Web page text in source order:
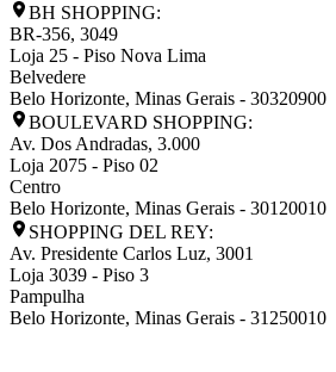
BH SHOPPING:
BR-356, 3049
Loja 25 - Piso Nova Lima
Belvedere
Belo Horizonte, Minas Gerais - 30320900
BOULEVARD SHOPPING:
Av. Dos Andradas, 3.000
Loja 2075 - Piso 02
Centro
Belo Horizonte, Minas Gerais - 30120010
SHOPPING DEL REY:
Av. Presidente Carlos Luz, 3001
Loja 3039 - Piso 3
Pampulha
Belo Horizonte, Minas Gerais - 31250010